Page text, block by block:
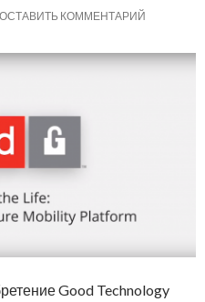
ОСТАВИТЬ КОММЕНТАРИЙ
Good Technology